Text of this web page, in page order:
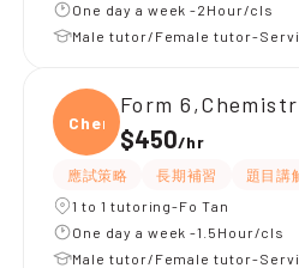
One day a week -2Hour/cls
Male tutor/Female tutor-
Chemi
Form
$450/hr
應試策略 長期補習 題目講
1 to 1 tutoring-Fo Tan
One day a week -1.5Hour/cls
Male tutor/Female tutor-